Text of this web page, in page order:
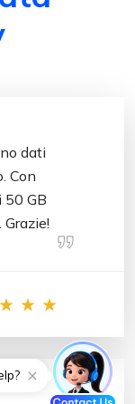
dati
Con
50 GB